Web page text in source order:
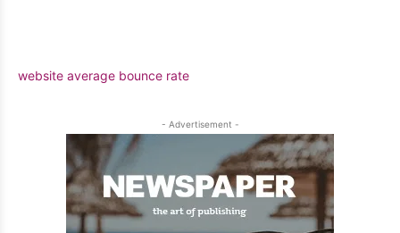
website average bounce rate
- Advertisement -